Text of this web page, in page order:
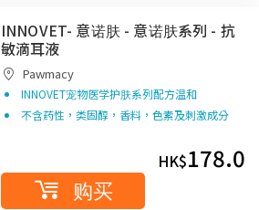
INNOVET- 意诺肤 - 意诺肤系列 - 抗
敏滴耳液
Pawmacy
INNOVET宠物医学护肤系列配方温和
不含药性，类固醇，香料，色素及刺激成分
HK$178.0
购买